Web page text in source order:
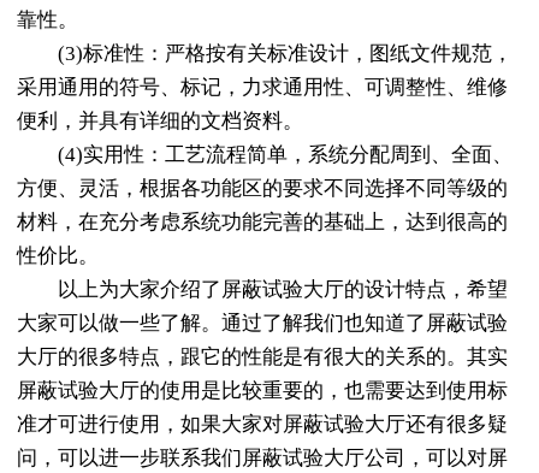
靠性。
(3)标准性：严格按有关标准设计，图纸文件规范，
采用通用的符号、标记，力求通用性、可调整性、维修
便利，并具有详细的文档资料。
(4)实用性：工艺流程简单，系统分配周到、全面、
方便、灵活，根据各功能区的要求不同选择不同等级的
材料，在充分考虑系统功能完善的基础上，达到很高的
性价比。
以上为大家介绍了屏蔽试验大厅的设计特点，希望
大家可以做一些了解。通过了解我们也知道了屏蔽试验
大厅的很多特点，跟它的性能是有很大的关系的。其实
屏蔽试验大厅的使用是比较重要的，也需要达到使用标
准才可进行使用，如果大家对屏蔽试验大厅还有很多疑
问，可以进一步联系我们 屏蔽试验大厅公司 ，可以对屏